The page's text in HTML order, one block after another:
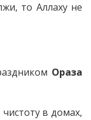
то Аллаху не
Ораза
в домах,